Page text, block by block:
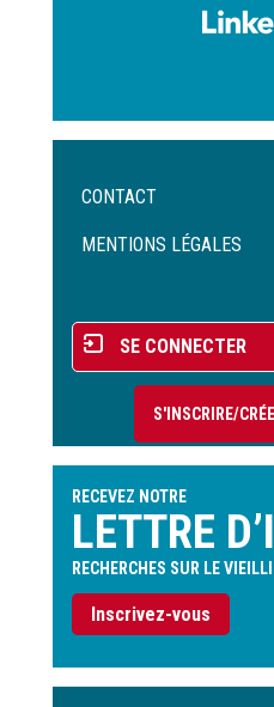
Menu
de
CONTACT
MENTIONS LÉGALES
Menu
du
compte
l'utilisateur
SE CONNECTER
S'INSCRIRE/
RECEVEZ NOTRE
LETTRE
RECHERCHES SUR LE
Inscrivez-vous